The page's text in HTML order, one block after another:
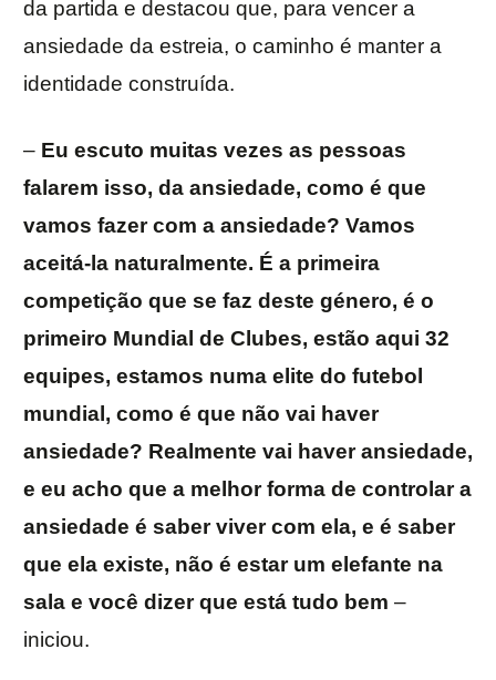
da partida e destacou que, para vencer a
ansiedade da estreia, o caminho é manter a
identidade construída.
– Eu escuto muitas vezes as pessoas
falarem isso, da ansiedade, como é que
vamos fazer com a ansiedade? Vamos
aceitá-la naturalmente. É a primeira
competição que se faz deste género, é o
primeiro Mundial de Clubes, estão aqui 32
equipes, estamos numa elite do futebol
mundial, como é que não vai haver
ansiedade? Realmente vai haver ansiedade,
e eu acho que a melhor forma de controlar a
ansiedade é saber viver com ela, e é saber
que ela existe, não é estar um elefante na
sala e você dizer que está tudo bem –
iniciou.